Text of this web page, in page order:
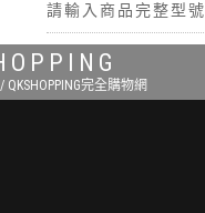
請輸入商品完整型號
QKSHOPPING完全購物網